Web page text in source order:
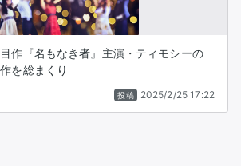
作『名もなき者』主演・ティモシーの
を総まくり
投稿 2025/2/25 17:22